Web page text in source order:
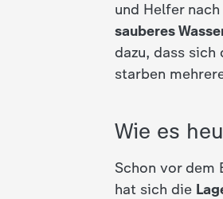
und Helfer
sauberes
dazu, dass sich
starben
Wie es
Schon vor dem
hat sich die